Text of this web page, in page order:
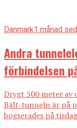
Danmark1 månad
Andra
förbindelsen
Drygt 500 meter av
Bält-tunneln är på
bogserades på